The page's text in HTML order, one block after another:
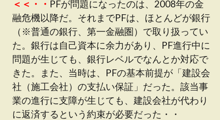
＜＜・・ PFが問題になったのは、2008年の金
融危機以降だ。それまでPFは、ほとんどが銀行
（※普通の銀行、第一金融圏）で取り扱ってい
た。銀行は自己資本に余力があり、PF進行中に
問題が生じても、銀行レベルでなんとか対応で
きた。また、当時は、PFの基本前提が「建設会
社（施工会社）の支払い保証」だった。該当事
業の進行に支障が生じても、建設会社が代わり
に返済するという約束が必要だった・・